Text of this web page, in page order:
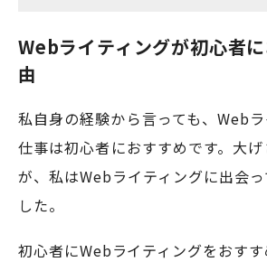
Webライティングが初心者
由
私自身の経験から言っても、Web
仕事は初心者におすすめです。大
が、私はWebライティングに出会
した。
初心者にWebライティングをおす